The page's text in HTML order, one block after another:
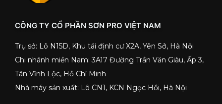
CÔNG TY CỔ PHẦN SƠN PRO VIỆT NAM
Trụ sở: Lô N15D, Khu tái định cư X2A, Yên Sở, Hà Nội
Chi nhánh miền Nam: 3A17 Đường Trần Văn Giàu, Ấp 3,
Tân Vĩnh Lộc, Hồ Chí Minh
Nhà máy sản xuất: Lô CN1, KCN Ngọc Hồi, Hà Nội